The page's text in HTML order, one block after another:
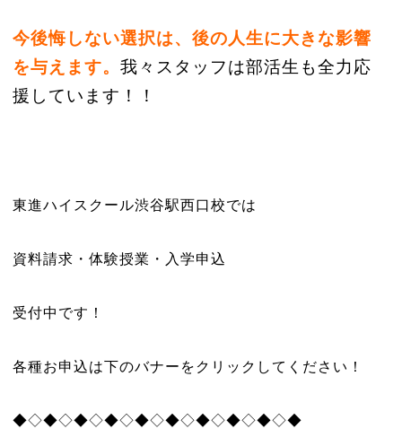
今後悔しない選択は、後の人生に大きな影響
を与えます。 我々スタッフは部活生も全力応
援しています！！
東進ハイスクール渋谷駅西口校では
資料請求・体験授業・入学申込
受付中です！
各種お申込は下のバナーをクリックしてください！
◆◇◆◇◆◇◆◇◆◇◆◇◆◇◆◇◆◇◆